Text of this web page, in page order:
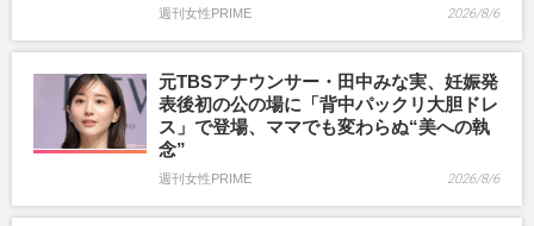
週刊女性PRIME 2026/8/6
元TBSアナウンサー・田中みな実、妊娠発
表後初の公の場に「背中パックリ大胆ドレ
ス」で登場、ママでも変わらぬ“美への執
念”
週刊女性PRIME 2026/8/6